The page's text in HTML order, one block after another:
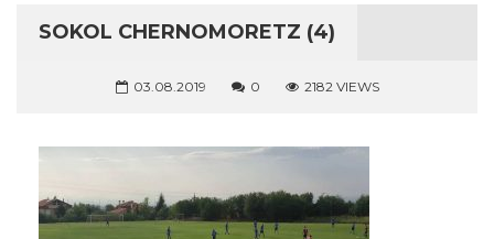
SOKOL CHERNOMORETZ (4)
03.08.2019 0 2182 VIEWS